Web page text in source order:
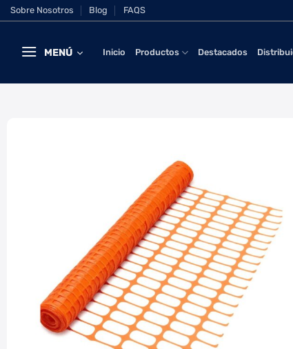
Saltar
al
Sobre Nosotros Blog FAQS
MENÚ Inicio Productos Destacados